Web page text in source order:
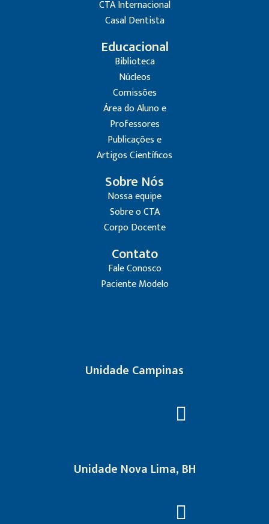
CTA Internacional
Casal Dentista
Educacional
Biblioteca
Núcleos
Comissões
Área do Aluno e
Professores
Publicações e
Artigos Científicos
Sobre Nós
Nossa equipe
Sobre o CTA
Corpo Docente
Contato
Fale Conosco
Paciente Modelo
Unidade Campinas
Unidade Nova Lima, BH